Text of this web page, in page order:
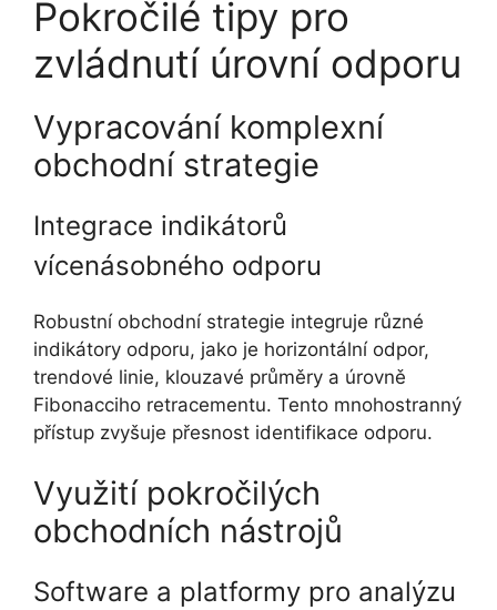
Pokročilé tipy pro
zvládnutí úrovní odporu
Vypracování komplexní
obchodní strategie
Integrace indikátorů
vícenásobného odporu
Robustní obchodní strategie integruje různé
indikátory odporu, jako je horizontální odpor,
trendové linie, klouzavé průměry a úrovně
Fibonacciho retracementu. Tento mnohostranný
přístup zvyšuje přesnost identifikace odporu.
Využití pokročilých
obchodních nástrojů
Software a platformy pro analýzu